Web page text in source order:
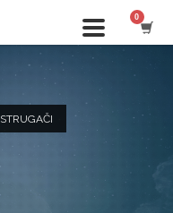
STRUGAČI